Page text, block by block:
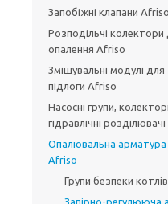
Запобіжні клапани Afriso
Розподільчі колектори
опалення Afriso
Змішувальні модулі для
підлоги Afriso
Насосні групи,
гідравлічні
Опалювальна арматура
Afriso
Групи безпеки
Запірно-регулююча